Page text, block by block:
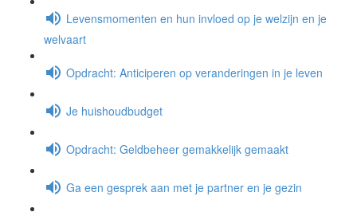
Levensmomenten en hun invloed op je welzijn en je
welvaart
Opdracht: Anticiperen op veranderingen in je leven
Je huishoudbudget
Opdracht: Geldbeheer gemakkelijk gemaakt
Ga een gesprek aan met je partner en je gezin